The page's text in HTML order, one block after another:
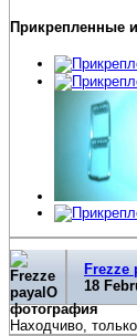
Прикрепленные
Frezze
18
Находчиво,